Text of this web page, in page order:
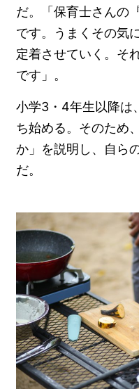
だ。「保育士さんの
です。うまくその気
定着させていく。そ
です」。
小学3・4年生以降は
ち始める。そのため
か」を説明し、自ら
だ。